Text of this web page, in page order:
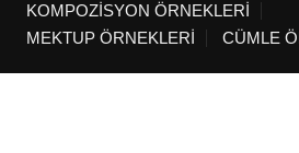
KOMPOZİSYON ÖRNEKLERİ
MEKTUP ÖRNEKLERİ
CÜMLE